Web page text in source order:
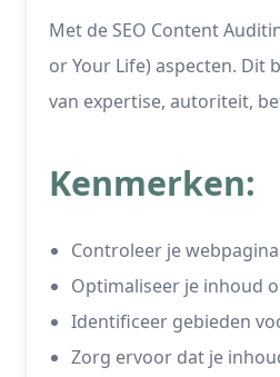
Met de SEO Content
or Your Life) aspecten.
van expertise, autoriteit,
Kenmerken:
Controleer je
Optimaliseer je inhoud
Identificeer gebieden
Zorg ervoor dat je